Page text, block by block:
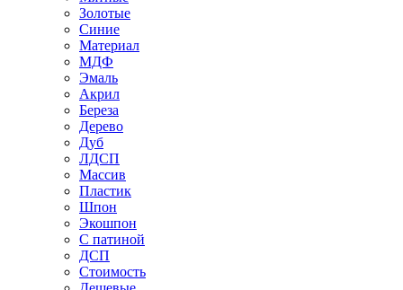
Золотые
Синие
Материал
МДФ
Эмаль
Акрил
Береза
Дерево
Дуб
ЛДСП
Массив
Пластик
Шпон
Экошпон
С патиной
ДСП
Стоимость